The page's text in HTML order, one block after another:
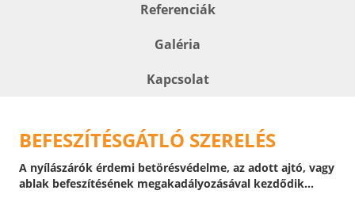
Referenciák
Galéria
Kapcsolat
BEFESZÍTÉSGÁTLÓ SZERELÉS
A nyílászárók érdemi betörésvédelme, az adott ajtó, vagy
ablak befeszítésének megakadályozásával kezdődik...